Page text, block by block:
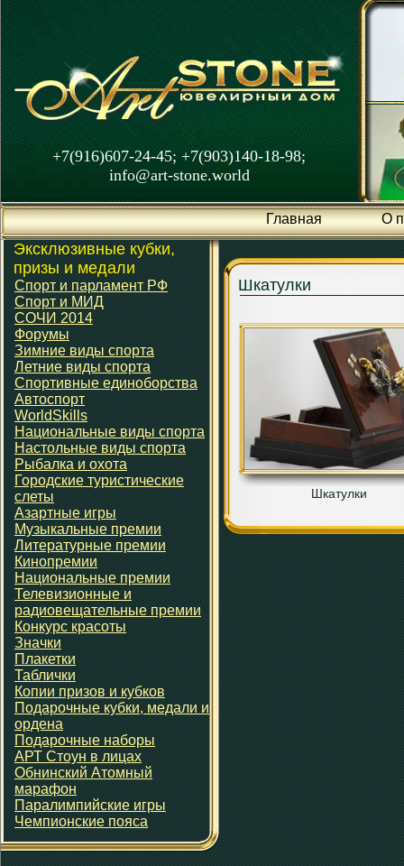
+7(916)607-24-45; +7(903)140-18-98;
info@art-stone.world
Главная О
Эксклюзивные кубки,
призы и медали
Спорт и парламент РФ
Спорт и МИД
СОЧИ 2014
Форумы
Зимние виды спорта
Летние виды спорта
Спортивные единоборства
Автоспорт
WorldSkills
Национальные виды спорта
Настольные виды спорта
Рыбалка и охота
Городские туристические
слеты
Азартные игры
Музыкальные премии
Литературные премии
Кинопремии
Национальные премии
Телевизионные и
радиовещательные премии
Конкурс красоты
Значки
Плакетки
Таблички
Копии призов и кубков
Подарочные кубки, медали и
ордена
Подарочные наборы
АРТ Стоун в лицах
Обнинский Атомный
марафон
Паралимпийские игры
Чемпионские пояса
Шкатулки
Шкатулки